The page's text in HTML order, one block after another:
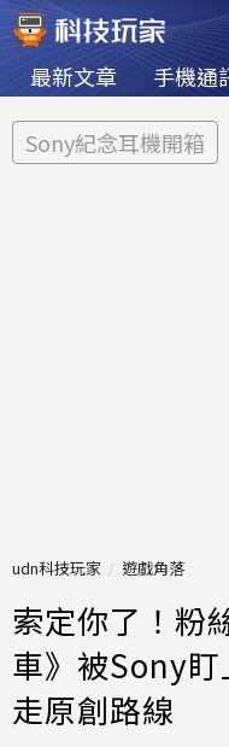
最新文章 手機通
Sony紀念耳機開箱
udn科技玩家 遊戲角落
索定你了！粉
車》被Sony
走原創路線